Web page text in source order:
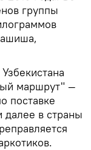
группы
маршрут" —
поставке
далее в страны